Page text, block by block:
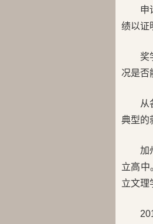
申
绩以证
奖
况是否
从
典型的
加
立高中
立文理